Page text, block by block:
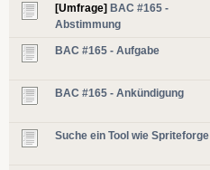
[Umfrage] BAC #165 -
Abstimmung
BAC #165 - Aufgabe
BAC #165 - Ankündigung
Suche ein Tool wie Spriteforge